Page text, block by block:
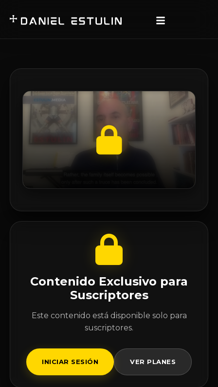
Contenido Exclusivo para
Suscriptores
Este contenido está disponible solo para
suscriptores.
INICIAR SESIÓN VER PLANES